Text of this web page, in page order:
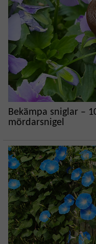
Bekämpa sniglar –
mördarsnigel